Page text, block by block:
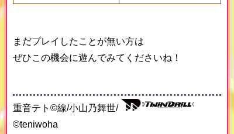
まだプレイしたことが無い方は
ぜひこの機会に遊んでみてくださいね！
重音テト©線/小山乃舞世/
©teniwoha